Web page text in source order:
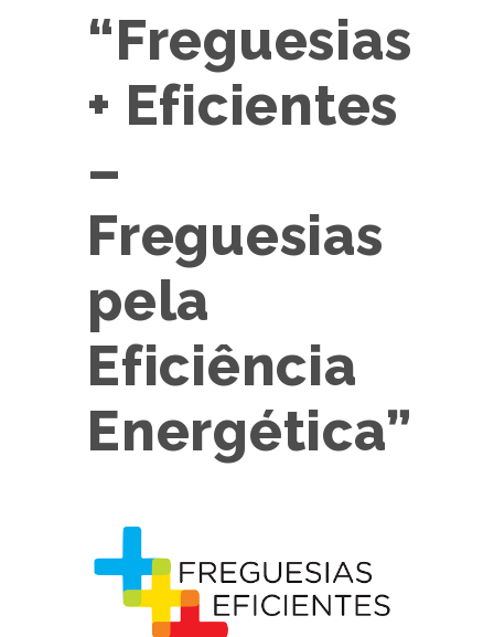
“Freguesias
+ Eficientes
–
Freguesias
pela
Eficiência
Energética”